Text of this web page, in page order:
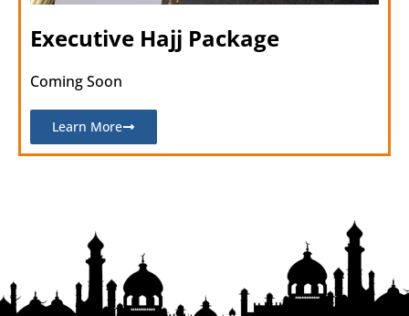
Executive Hajj Package
Coming Soon
Learn More